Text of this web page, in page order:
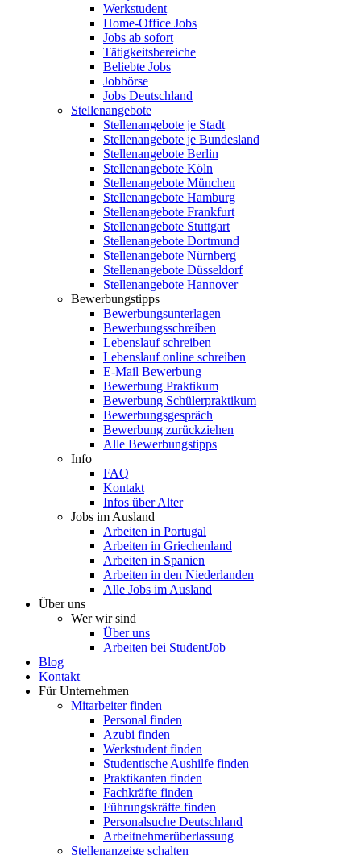
Werkstudent
Home-Office Jobs
Jobs ab sofort
Tätigkeitsbereiche
Beliebte Jobs
Jobbörse
Jobs Deutschland
Stellenangebote
Stellenangebote je Stadt
Stellenangebote je Bundesland
Stellenangebote Berlin
Stellenangebote Köln
Stellenangebote München
Stellenangebote Hamburg
Stellenangebote Frankfurt
Stellenangebote Stuttgart
Stellenangebote Dortmund
Stellenangebote Nürnberg
Stellenangebote Düsseldorf
Stellenangebote Hannover
Bewerbungstipps
Bewerbungsunterlagen
Bewerbungsschreiben
Lebenslauf schreiben
Lebenslauf online schreiben
E-Mail Bewerbung
Bewerbung Praktikum
Bewerbung Schülerpraktikum
Bewerbungsgespräch
Bewerbung zurückziehen
Alle Bewerbungstipps
Info
FAQ
Kontakt
Infos über Alter
Jobs im Ausland
Arbeiten in Portugal
Arbeiten in Griechenland
Arbeiten in Spanien
Arbeiten in den Niederlanden
Alle Jobs im Ausland
Über uns
Wer wir sind
Über uns
Arbeiten bei StudentJob
Blog
Kontakt
Für Unternehmen
Mitarbeiter finden
Personal finden
Azubi finden
Werkstudent finden
Studentische Aushilfe finden
Praktikanten finden
Fachkräfte finden
Führungskräfte finden
Personalsuche Deutschland
Arbeitnehmerüberlassung
Stellenanzeige schalten